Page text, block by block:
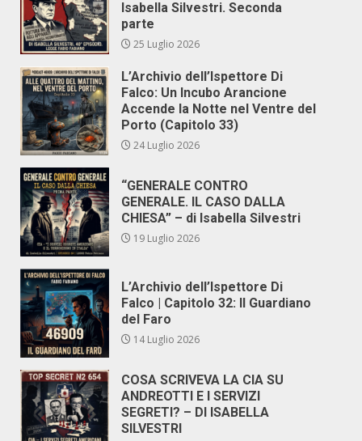
Isabella Silvestri. Seconda
parte
25 Luglio 2026
L’Archivio dell’Ispettore Di
Falco: Un Incubo Arancione
Accende la Notte nel Ventre del
Porto (Capitolo 33)
24 Luglio 2026
“GENERALE CONTRO
GENERALE. IL CASO DALLA
CHIESA” – di Isabella Silvestri
19 Luglio 2026
L’Archivio dell’Ispettore Di
Falco | Capitolo 32: Il Guardiano
del Faro
14 Luglio 2026
COSA SCRIVEVA LA CIA SU
ANDREOTTI E I SERVIZI
SEGRETI? – DI ISABELLA
SILVESTRI